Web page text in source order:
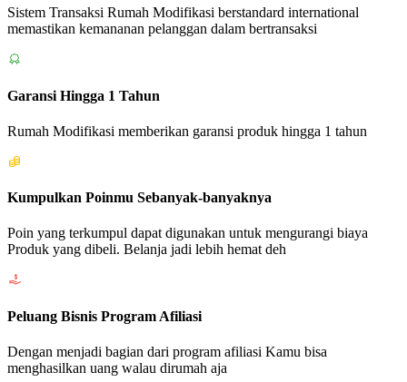
Sistem Transaksi Rumah Modifikasi berstandard international
memastikan kemananan pelanggan dalam bertransaksi
Garansi Hingga 1 Tahun
Rumah Modifikasi memberikan garansi produk hingga 1 tahun
Kumpulkan Poinmu Sebanyak-banyaknya
Poin yang terkumpul dapat digunakan untuk mengurangi biaya
Produk yang dibeli. Belanja jadi lebih hemat deh
Peluang Bisnis Program Afiliasi
Dengan menjadi bagian dari program afiliasi Kamu bisa
menghasilkan uang walau dirumah aja